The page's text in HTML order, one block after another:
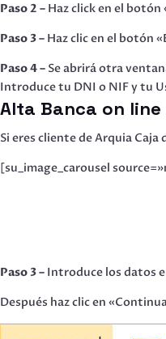
Paso 2 – Haz click en el botón
Paso 3 – Haz clic en el botón
Paso 4 – Se abrirá otra
Introduce tu DNI o NIF y tu
Alta Banca on
Si eres cliente de Arquia
[su_image_carousel
Paso 3 – Introduce los datos
Después haz clic en